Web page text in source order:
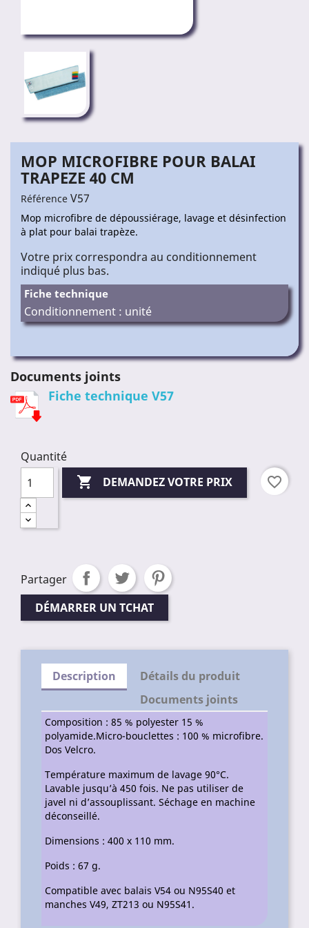
MOP MICROFIBRE POUR BALAI
TRAPEZE 40 CM
Référence V57
Mop microfibre de dépoussiérage, lavage et désinfection
à plat pour balai trapèze.
Votre prix correspondra au conditionnement
indiqué plus bas.
Fiche technique
Conditionnement : unité
Documents joints
Fiche technique V57
Quantité
 DEMANDEZ VOTRE PRIX favorite_border
Partager
DÉMARRER UN TCHAT
Description
Détails du produit
Documents joints
Composition : 85 % polyester 15 %
polyamide.Micro-bouclettes : 100 % microfibre.
Dos Velcro.
Température maximum de lavage 90°C.
Lavable jusqu’à 450 fois. Ne pas utiliser de
javel ni d’assouplissant. Séchage en machine
déconseillé.
Dimensions : 400 x 110 mm.
Poids : 67 g.
Compatible avec balais V54 ou N95S40 et
manches V49, ZT213 ou N95S41.